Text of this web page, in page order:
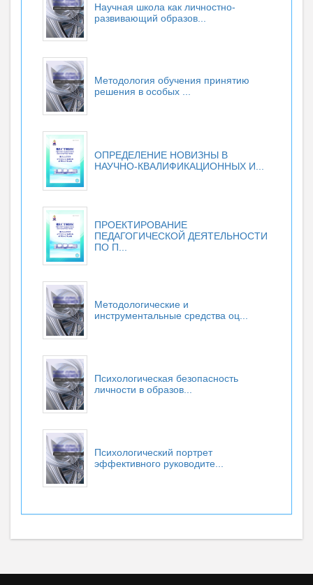
Научная школа как личностно-
развивающий образов...
Методология обучения принятию
решения в особых ...
ОПРЕДЕЛЕНИЕ НОВИЗНЫ В
НАУЧНО-КВАЛИФИКАЦИОННЫХ И...
ПРОЕКТИРОВАНИЕ
ПЕДАГОГИЧЕСКОЙ ДЕЯТЕЛЬНОСТИ
ПО П...
Методологические и
инструментальные средства оц...
Психологическая безопасность
личности в образов...
Психологический портрет
эффективного руководите...